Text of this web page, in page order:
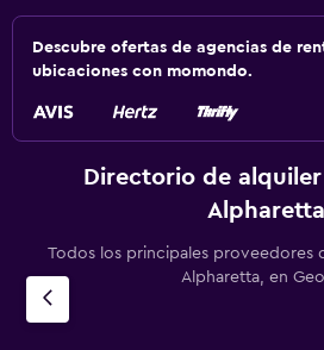
Descubre ofertas de agencias de
ubicaciones con momondo.
Directorio de
Alpharetta
Todos los principales proveedores
Alpharetta, en